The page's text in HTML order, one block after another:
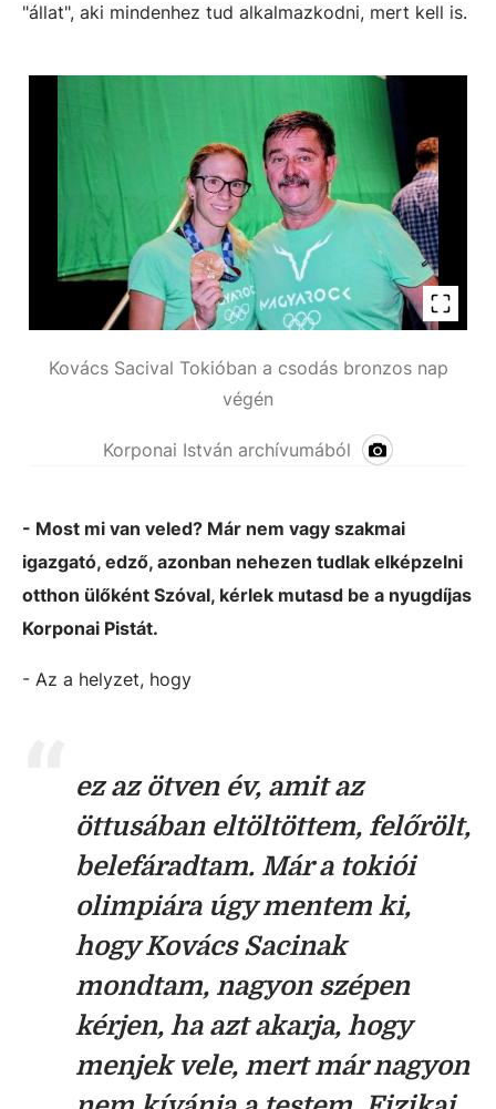
"állat", aki mindenhez tud alkalmazkodni, mert kell is.
Kovács Sacival Tokióban a csodás bronzos nap
végén
Korponai István archívumából
- Most mi van veled? Már nem vagy szakmai
igazgató, edző, azonban nehezen tudlak elképzelni
otthon ülőként Szóval, kérlek mutasd be a nyugdíjas
Korponai Pistát.
- Az a helyzet, hogy
ez az ötven év, amit az
öttusában eltöltöttem, felőrölt,
belefáradtam. Már a tokiói
olimpiára úgy mentem ki,
hogy Kovács Sacinak
mondtam, nagyon szépen
kérjen, ha azt akarja, hogy
menjek vele, mert már nagyon